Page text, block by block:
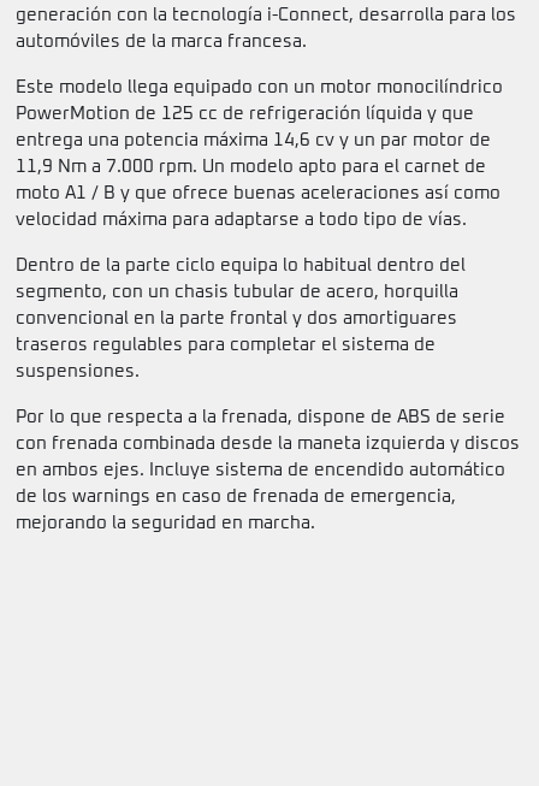
generación con la tecnología i-Connect, desarrolla para los
automóviles de la marca francesa.
Este modelo llega equipado con un motor monocilíndrico
PowerMotion de 125 cc de refrigeración líquida y que
entrega una potencia máxima 14,6 cv y un par motor de
11,9 Nm a 7.000 rpm. Un modelo apto para el carnet de
moto A1 / B y que ofrece buenas aceleraciones así como
velocidad máxima para adaptarse a todo tipo de vías.
Dentro de la parte ciclo equipa lo habitual dentro del
segmento, con un chasis tubular de acero, horquilla
convencional en la parte frontal y dos amortiguares
traseros regulables para completar el sistema de
suspensiones.
Por lo que respecta a la frenada, dispone de ABS de serie
con frenada combinada desde la maneta izquierda y discos
en ambos ejes. Incluye sistema de encendido automático
de los warnings en caso de frenada de emergencia,
mejorando la seguridad en marcha.